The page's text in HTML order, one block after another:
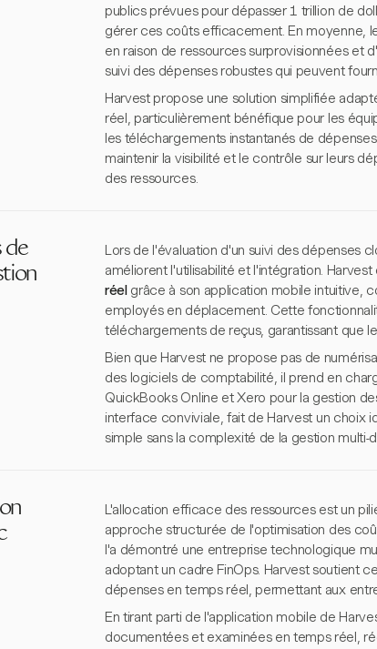
publics prévues pour dépasser 1 trillion de
gérer ces coûts efficacement. En moyenne,
en raison de ressources surprovisionnées et
suivi des dépenses robustes qui peuvent
Harvest propose une solution simplifiée
réel, particulièrement bénéfique pour les
les téléchargements instantanés de
maintenir la visibilité et le contrôle sur leurs
des ressources.
de
Lors de l'évaluation d'un suivi des dépenses
améliorent l'utilisabilité et l'intégration.
réelgrâce à son application mobile intuitive,
employés en déplacement. Cette
téléchargements de reçus, garantissant que
Bien que Harvest ne propose pas de
des logiciels de comptabilité, il prend en
QuickBooks Online et Xero pour la gestion
interface conviviale, fait de Harvest un choix
simple sans la complexité de la gestion
L'allocation efficace des ressources est un
approche structurée de l'optimisation des
l'a démontré une entreprise technologique
adoptant un cadre FinOps. Harvest soutient
dépenses en temps réel, permettant aux
En tirant parti de l'application mobile de
documentées et examinées en temps réel,